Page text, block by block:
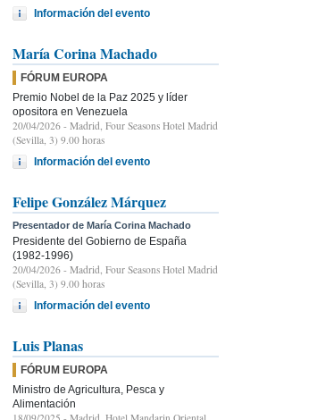
Información del evento
María Corina Machado
FÓRUM EUROPA
Premio Nobel de la Paz 2025 y líder
opositora en Venezuela
20/04/2026 - Madrid, Four Seasons Hotel Madrid
(Sevilla, 3) 9.00 horas
Información del evento
Felipe González Márquez
Presentador de María Corina Machado
Presidente del Gobierno de España
(1982-1996)
20/04/2026 - Madrid, Four Seasons Hotel Madrid
(Sevilla, 3) 9.00 horas
Información del evento
Luis Planas
FÓRUM EUROPA
Ministro de Agricultura, Pesca y
Alimentación